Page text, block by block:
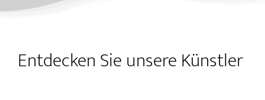
Entdecken Sie unsere Künstler